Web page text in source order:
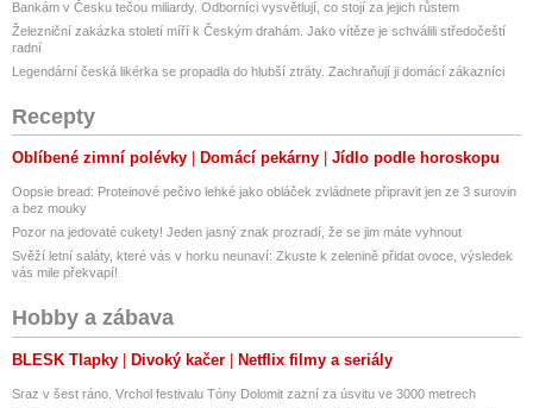
Bankám v Česku tečou miliardy. Odborníci vysvětlují, co stojí za jejich růstem
Železniční zakázka století míří k Českým drahám. Jako vítěze je schválili středočeští
radní
Legendární česká likérka se propadla do hlubší ztráty. Zachraňují ji domácí zákazníci
Recepty
Oblíbené zimní polévky Domácí pekárny Jídlo podle horoskopu
Oopsie bread: Proteinové pečivo lehké jako obláček zvládnete připravit jen ze 3 surovin
a bez mouky
Pozor na jedovaté cukety! Jeden jasný znak prozradí, že se jim máte vyhnout
Svěží letní saláty, které vás v horku neunaví: Zkuste k zelenině přidat ovoce, výsledek
vás mile překvapí!
Hobby a zábava
BLESK Tlapky Divoký kačer Netflix filmy a seriály
Sraz v šest ráno. Vrchol festivalu Tóny Dolomit zazní za úsvitu ve 3000 metrech